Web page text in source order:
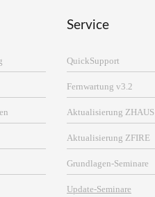
Service
QuickSupport
Fernwartung v3.2
Aktualisierung ZHAUS
Aktualisierung ZFIRE
Grundlagen-Seminare
Update-Seminare